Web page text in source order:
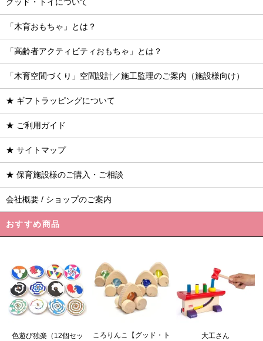
「木育おもちゃ」とは？
「高齢者アクティビティおもちゃ」とは？
「木育空間づくり」空間設計／施工監理のご案内（施設様向け）
★ ギフトラッピングについて
★ ご利用ガイド
★ サイトマップ
★ 保育施設様のご購入・ご相談
会社概要 / ショップのご案内
おすすめ商品
色遊び独楽（12個セッ
ころりんこ【グッド・ト
大工さん